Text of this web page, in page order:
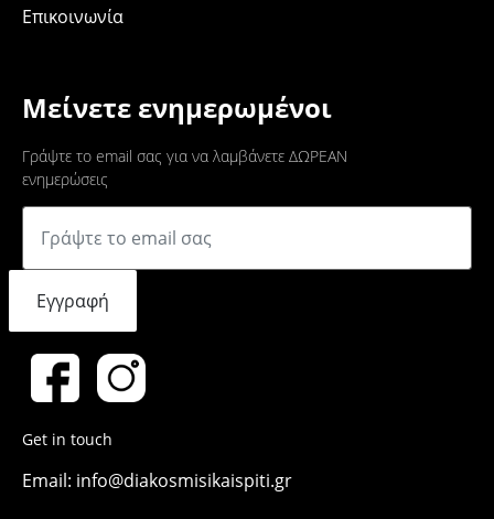
Μείνετε ενημερωμένοι
Γράψτε το email σας για να λαμβάνετε ΔΩΡΕΑΝ
ενημερώσεις
Εγγραφή
Get in touch
Email: info@diakosmisikaispiti.gr
Επικοινωνία